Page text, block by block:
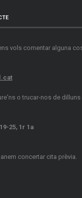
vols comentar alguna
o trucar-nos de dilluns
25, 1r 1a
concertar cita prèvia.